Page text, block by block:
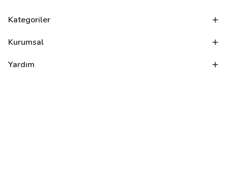
Kategoriler
Kurumsal
Yardım